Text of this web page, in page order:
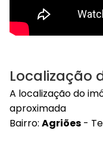
Localização
A localização do
aproximada
Bairro: Agriões -